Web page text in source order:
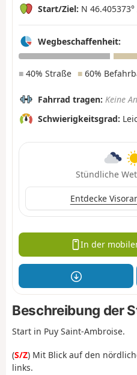
Start/Ziel: N
Wegbeschaffenheit:
■ 40% Straße ■ 60%
Fahrrad tragen: Keine
Schwierigkeitsgrad:
Stündliche
Entdecke
In der
Beschreibung der
Start in Puy Saint-Ambroise.
(S/Z) Mit Blick auf den
links.